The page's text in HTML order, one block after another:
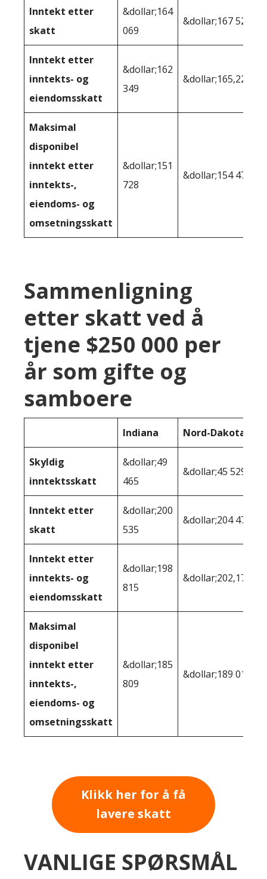
Inntekt etter
skatt
&dollar;164
069
&dollar;167 525
Inntekt etter
inntekts- og
eiendomsskatt
&dollar;162
349
&dollar;165,225
Maksimal
disponibel
inntekt etter
inntekts-,
eiendoms- og
omsetningsskatt
&dollar;151
728
&dollar;154 474
Sammenligning
etter skatt ved å
tjene $250 000 per
år som gifte og
samboere
Indiana Nord-Dakota
Skyldig
inntektsskatt
&dollar;49
465
&dollar;45 529
Inntekt etter
skatt
&dollar;200
535
&dollar;204 471
Inntekt etter
inntekts- og
eiendomsskatt
&dollar;198
815
&dollar;202,171
Maksimal
disponibel
inntekt etter
inntekts-,
eiendoms- og
omsetningsskatt
&dollar;185
809
&dollar;189 016
Klikk her for å få
lavere skatt
VANLIGE SPØRSMÅL